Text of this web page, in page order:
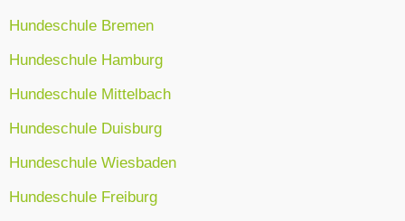
Hundeschule Bremen
Hundeschule Hamburg
Hundeschule Mittelbach
Hundeschule Duisburg
Hundeschule Wiesbaden
Hundeschule Freiburg